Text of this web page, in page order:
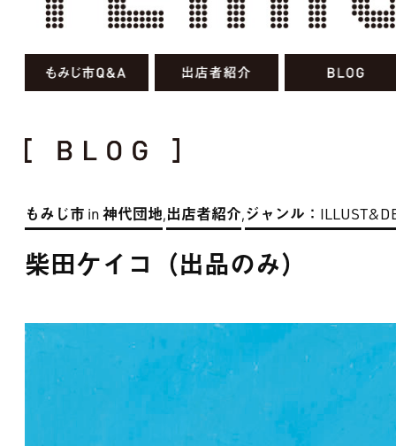
もみじ市 in 神代団地,出店者紹介,ジャンル：
柴田ケイコ（出品のみ）